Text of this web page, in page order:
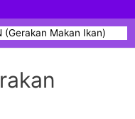
(Gerakan Makan Ikan)